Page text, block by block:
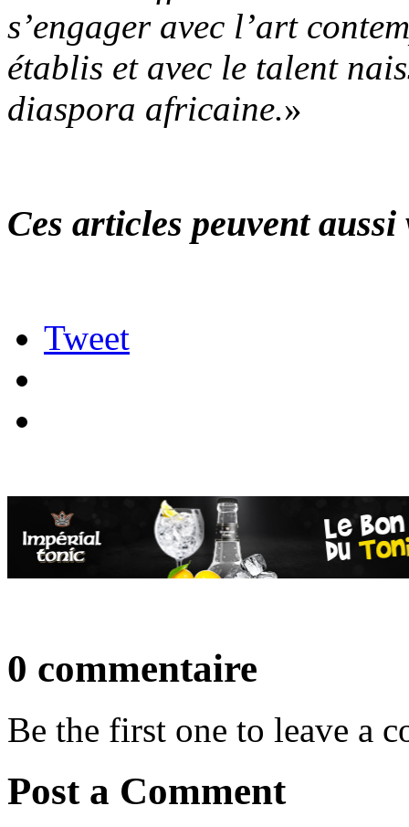
s’engager avec l’art
établis et avec le talent
diaspora africaine.»
Ces articles peuvent
Tweet
0 commentaire
Be the first one to leave a
Post a Comment